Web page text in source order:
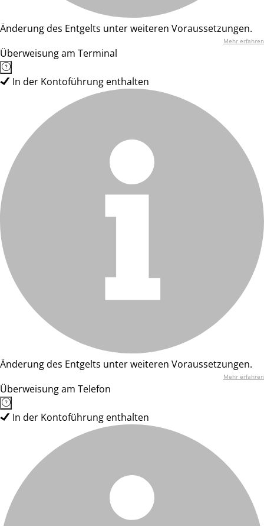
Änderung des Entgelts unter weiteren Voraussetzungen.
Mehr erfahren
Überweisung am Terminal
In der Kontoführung enthalten
Änderung des Entgelts unter weiteren Voraussetzungen.
Mehr erfahren
Überweisung am Telefon
In der Kontoführung enthalten